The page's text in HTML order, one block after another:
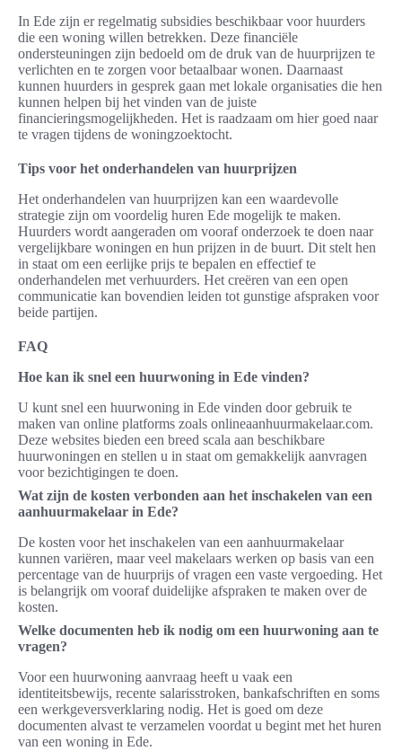
In Ede zijn er regelmatig subsidies beschikbaar voor huurders
die een woning willen betrekken. Deze financiële
ondersteuningen zijn bedoeld om de druk van de huurprijzen te
verlichten en te zorgen voor betaalbaar wonen. Daarnaast
kunnen huurders in gesprek gaan met lokale organisaties die hen
kunnen helpen bij het vinden van de juiste
financieringsmogelijkheden. Het is raadzaam om hier goed naar
te vragen tijdens de woningzoektocht.
Tips voor het onderhandelen van huurprijzen
Het onderhandelen van huurprijzen kan een waardevolle
strategie zijn om voordelig huren Ede mogelijk te maken.
Huurders wordt aangeraden om vooraf onderzoek te doen naar
vergelijkbare woningen en hun prijzen in de buurt. Dit stelt hen
in staat om een eerlijke prijs te bepalen en effectief te
onderhandelen met verhuurders. Het creëren van een open
communicatie kan bovendien leiden tot gunstige afspraken voor
beide partijen.
FAQ
Hoe kan ik snel een huurwoning in Ede vinden?
U kunt snel een huurwoning in Ede vinden door gebruik te
maken van online platforms zoals onlineaanhuurmakelaar.com.
Deze websites bieden een breed scala aan beschikbare
huurwoningen en stellen u in staat om gemakkelijk aanvragen
voor bezichtigingen te doen.
Wat zijn de kosten verbonden aan het inschakelen van een
aanhuurmakelaar in Ede?
De kosten voor het inschakelen van een aanhuurmakelaar
kunnen variëren, maar veel makelaars werken op basis van een
percentage van de huurprijs of vragen een vaste vergoeding. Het
is belangrijk om vooraf duidelijke afspraken te maken over de
kosten.
Welke documenten heb ik nodig om een huurwoning aan te
vragen?
Voor een huurwoning aanvraag heeft u vaak een
identiteitsbewijs, recente salarisstroken, bankafschriften en soms
een werkgeversverklaring nodig. Het is goed om deze
documenten alvast te verzamelen voordat u begint met het huren
van een woning in Ede.